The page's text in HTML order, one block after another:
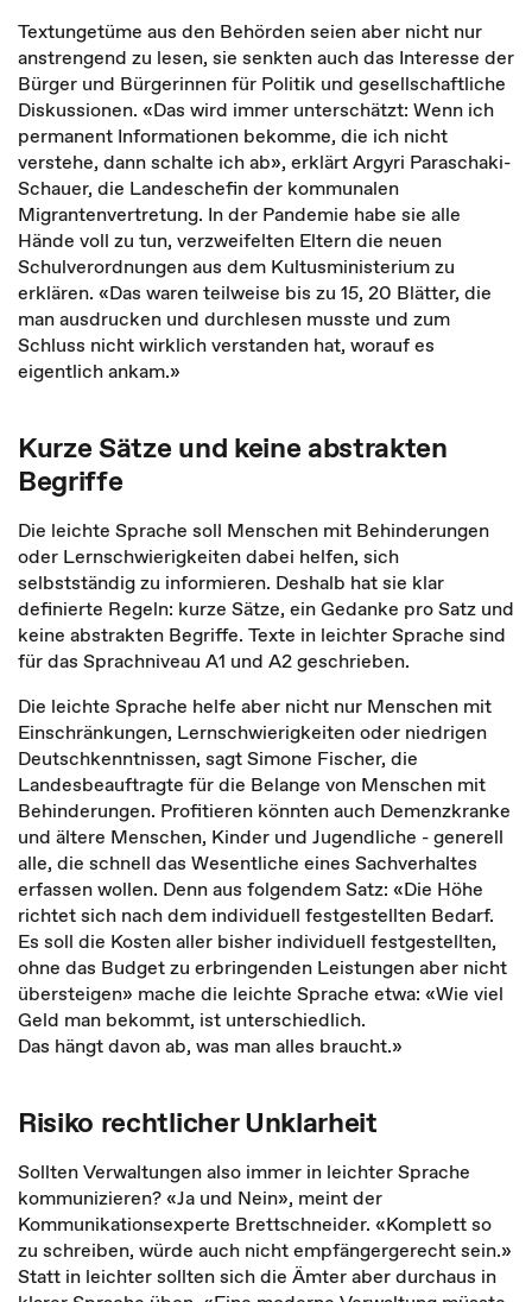
Textungetüme aus den Behörden seien aber nicht nur
anstrengend zu lesen, sie senkten auch das Interesse der
Bürger und Bürgerinnen für Politik und gesellschaftliche
Diskussionen. «Das wird immer unterschätzt: Wenn ich
permanent Informationen bekomme, die ich nicht
verstehe, dann schalte ich ab», erklärt Argyri Paraschaki-
Schauer, die Landeschefin der kommunalen
Migrantenvertretung. In der Pandemie habe sie alle
Hände voll zu tun, verzweifelten Eltern die neuen
Schulverordnungen aus dem Kultusministerium zu
erklären. «Das waren teilweise bis zu 15, 20 Blätter, die
man ausdrucken und durchlesen musste und zum
Schluss nicht wirklich verstanden hat, worauf es
eigentlich ankam.»
Kurze Sätze und keine abstrakten
Begriffe
Die leichte Sprache soll Menschen mit Behinderungen
oder Lernschwierigkeiten dabei helfen, sich
selbstständig zu informieren. Deshalb hat sie klar
definierte Regeln: kurze Sätze, ein Gedanke pro Satz und
keine abstrakten Begriffe. Texte in leichter Sprache sind
für das Sprachniveau A1 und A2 geschrieben.
Die leichte Sprache helfe aber nicht nur Menschen mit
Einschränkungen, Lernschwierigkeiten oder niedrigen
Deutschkenntnissen, sagt Simone Fischer, die
Landesbeauftragte für die Belange von Menschen mit
Behinderungen. Profitieren könnten auch Demenzkranke
und ältere Menschen, Kinder und Jugendliche - generell
alle, die schnell das Wesentliche eines Sachverhaltes
erfassen wollen. Denn aus folgendem Satz: «Die Höhe
richtet sich nach dem individuell festgestellten Bedarf.
Es soll die Kosten aller bisher individuell festgestellten,
ohne das Budget zu erbringenden Leistungen aber nicht
übersteigen» mache die leichte Sprache etwa: «Wie viel
Geld man bekommt, ist unterschiedlich.
Das hängt davon ab, was man alles braucht.»
Risiko rechtlicher Unklarheit
Sollten Verwaltungen also immer in leichter Sprache
kommunizieren? «Ja und Nein», meint der
Kommunikationsexperte Brettschneider. «Komplett so
zu schreiben, würde auch nicht empfängergerecht sein.»
Statt in leichter sollten sich die Ämter aber durchaus in